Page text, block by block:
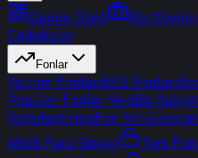
Günün Özeti Portföyüm
Endeksler
Fonlar
Yatırım FonlarıBES Fonları
Popüler Fonlar YeniBir
KarşılaştırmaFon
Akıllı Para Sinyali
Ters